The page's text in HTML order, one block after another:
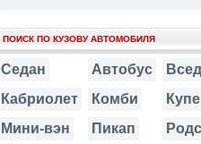
ПОИСК ПО КУЗОВУ АВТОМОБИЛЯ
Седан Автобус
Кабриолет
Комби
Купе
Мини-вэн
Пикап